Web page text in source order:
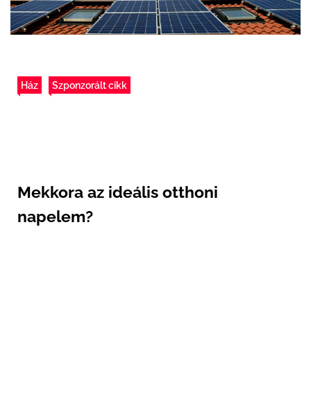
Ház Szponzorált cikk
Mekkora az ideális otthoni
napelem?